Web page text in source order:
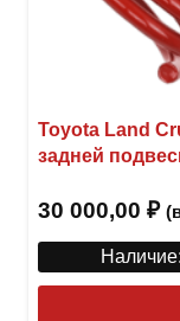
Toyota Land
задней
30 000,00 ₽
Наличие: